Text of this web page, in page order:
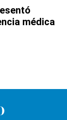
médica